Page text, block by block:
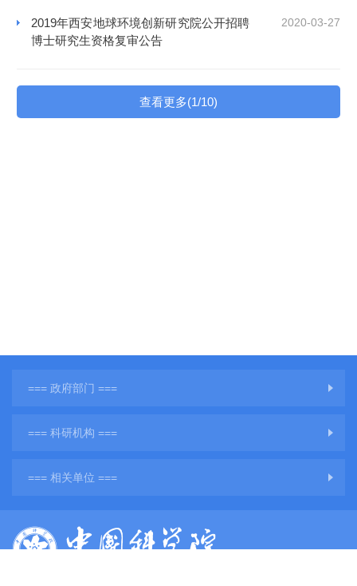
2020-03-27
2019年西安地球环境创新研究院公开招聘
博士研究生资格复审公告
查看更多(1/10)
=== 政府部门 ===
=== 科研机构 ===
=== 相关单位 ===